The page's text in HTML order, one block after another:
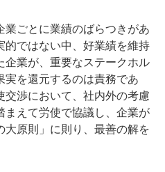
業ごとに業績のばらつきがあ
的ではない中、好業績を維持
企業が、重要なステークホル
実を還元するのは責務であ
交渉において、社内外の考慮
まえて労使で協議し、企業が
原則」に則り、最善の解を